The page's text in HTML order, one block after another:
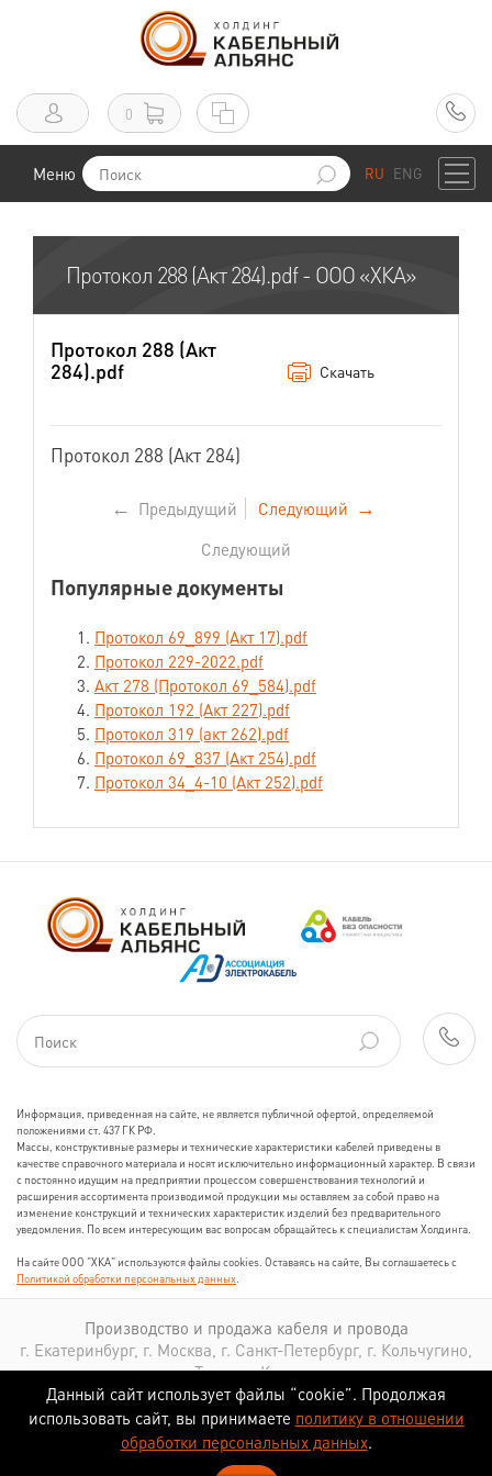
0
Меню RU ENG
Протокол 288 (Акт 284).pdf - ООО «ХКА»
Протокол 288 (Акт
284).pdf
Скачать
Протокол 288 (Акт 284)
← Предыдущий Следующий →
Следующий
Популярные документы
Протокол 69_899 (Акт 17).pdf
Протокол 229-2022.pdf
Акт 278 (Протокол 69_584).pdf
Протокол 192 (Акт 227).pdf
Протокол 319 (акт 262).pdf
Протокол 69_837 (Акт 254).pdf
Протокол 34_4-10 (Акт 252).pdf
Информация, приведенная на сайте, не является публичной офертой, определяемой
положениями ст. 437 ГК РФ.
Массы, конструктивные размеры и технические характеристики кабелей приведены в
качестве справочного материала и носят исключительно информационный характер. В связи
с постоянно идущим на предприятии процессом совершенствования технологий и
расширения ассортимента производимой продукции мы оставляем за собой право на
изменение конструкций и технических характеристик изделий без предварительного
уведомления. По всем интересующим вас вопросам обращайтесь к специалистам Холдинга.
На сайте ООО "ХКА" используются файлы cookies. Оставаясь на сайте, Вы соглашаетесь с
Политикой обработки персональных данных
Производство и продажа кабеля и провода
г. Екатеринбург, г. Москва, г. Санкт-Петербург, г. Кольчугино,
г. Томск, г. Казань
Данный сайт использует файлы “cookie”. Продолжая
использовать сайт, вы принимаете политику в отношении
обработки персональных данных.